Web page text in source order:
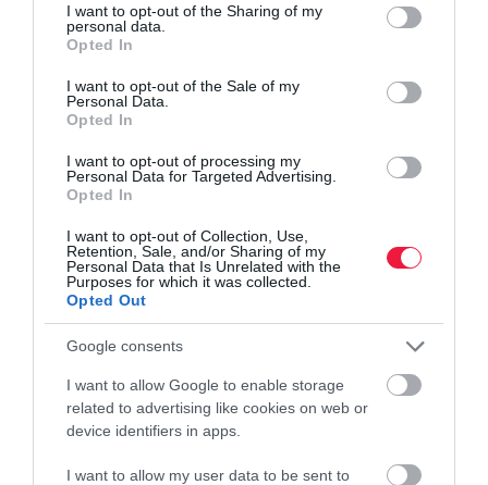
not limited to your visit or usage behaviour. You may click to
grant or deny consent to Google and its third-party tags to
use your data for below specified purposes in below Google
consent section.
I want to opt-out of the Sharing of my
personal data.
Opted In
I want to opt-out of the Sale of my
Personal Data.
Opted In
I want to opt-out of processing my
Personal Data for Targeted Advertising.
Opted In
I want to opt-out of Collection, Use,
Retention, Sale, and/or Sharing of my
Personal Data that Is Unrelated with the
Purposes for which it was collected.
Opted Out
Google consents
I want to allow Google to enable storage
related to advertising like cookies on web or
device identifiers in apps.
I want to allow my user data to be sent to
Rendkívüli hőség, rendkívüli kormányzati
intézkedések
Harmadfokúra emeli a hőségriasztást szombat hajnaltól az
országos tisztifőorvos. Összehangolt védekezést rendelt el a
kormány az érkező hőhullám miatt.